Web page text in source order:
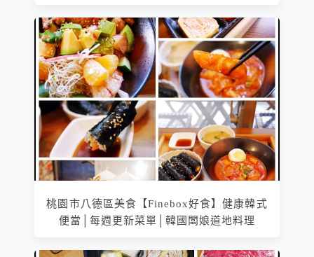
桃園市八德區美食【Finebox好食】健康韓式
便當│每週更新菜單│韓國闆娘道地料理